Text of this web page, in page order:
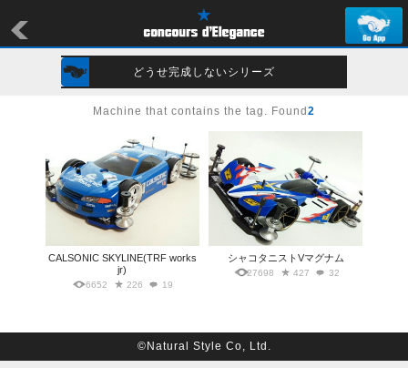
どうせ完成しないシリーズ
Machine that contains the tag. Found 2
CALSONIC SKYLINE(TRF works
jr)
6652 226 19
シャコタニストVマグナム
27698 427 32
©Natural Style Co, Ltd.